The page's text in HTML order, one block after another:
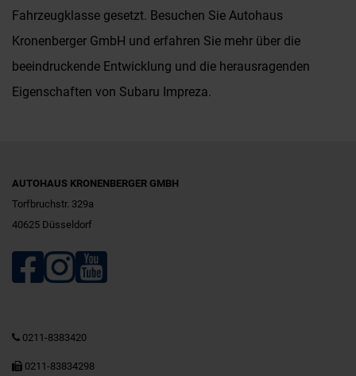
Fahrzeugklasse gesetzt. Besuchen Sie Autohaus
Kronenberger GmbH und erfahren Sie mehr über die
beeindruckende Entwicklung und die herausragenden
Eigenschaften von Subaru Impreza.
AUTOHAUS KRONENBERGER GMBH
Torfbruchstr. 329a
40625 Düsseldorf
0211-8383420
0211-83834298